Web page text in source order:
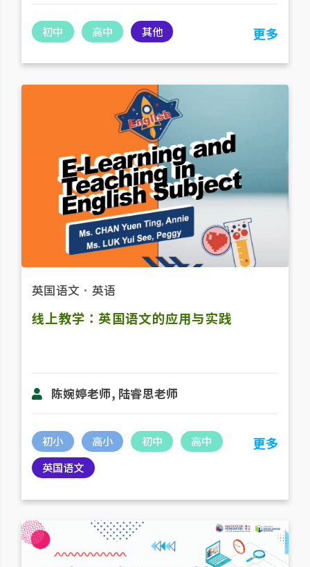
初中 高中 其他 更多
英国语文 ． 英语
线上教学：英国语文的应用与实践
陈婉婷老师, 陆睿思老师
初小 高小 初中
高中
英国语文
更多